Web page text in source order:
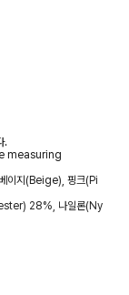
.
measuring
이지(Beige), 핑크(Pi
28%, 나일론(Ny